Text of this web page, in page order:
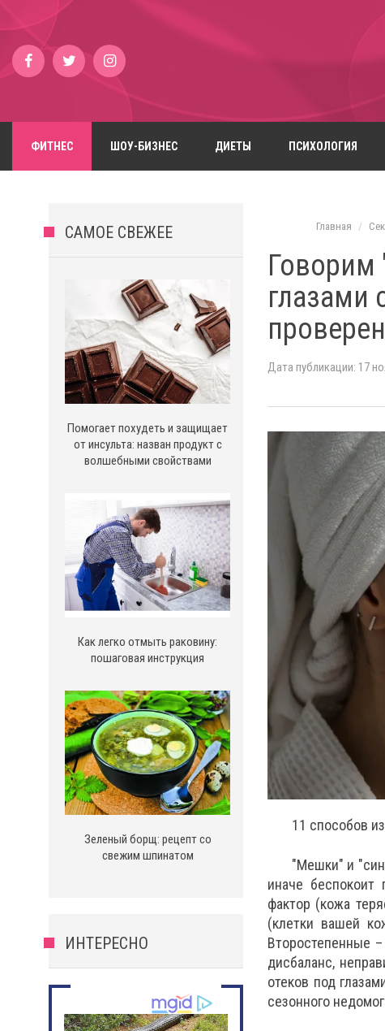
ФИТНЕС ШОУ-БИЗНЕС ДИЕТЫ ПСИХОЛОГИЯ
САМОЕ СВЕЖЕЕ
Помогает похудеть и защищает
от инсульта: назван продукт с
волшебными свойствами
Как легко отмыть раковину:
пошаговая инструкция
Зеленый борщ: рецепт со
свежим шпинатом
ИНТЕРЕСНО
Главная
Говорим
глазами
Дата публикации: 17
11 способов
"Мешки" и
иначе беспокоит
фактор (кожа
(клетки вашей
Второстепенные
дисбаланс,
отеков под
сезонного